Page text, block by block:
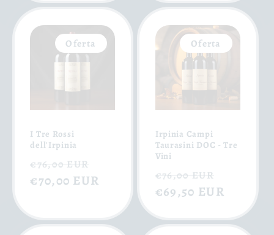
Oferta
I Tre Rossi
dell'Irpinia
Precio
habitual
€76,00 EUR
de
oferta
€70,00 EUR
Oferta
Irpinia Campi
Taurasini DOC - Tre
Vini
Precio
habitual
€76,00 EUR
de
oferta
€69,50 EUR